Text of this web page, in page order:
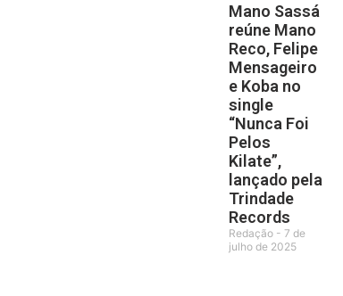
Mano Sassá
reúne Mano
Reco, Felipe
Mensageiro
e Koba no
single
“Nunca Foi
Pelos
Kilate”,
lançado pela
Trindade
Records
Redação
7 de
julho de 2025